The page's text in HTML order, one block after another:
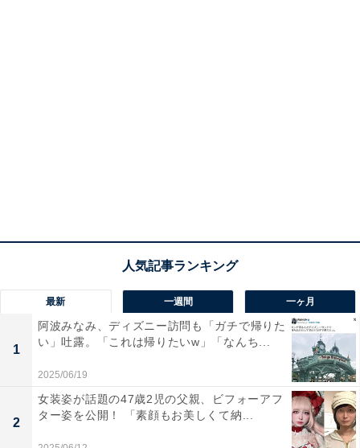
最新 一週間 一ヶ月
1
阿波みなみ、ディズニー訪問も「ガチで帰りた
い」吐露。「これは帰りたいw」「なんち...
2025/06/19
2
女装姿が話題の47歳2児の父親、ビフォーアフ
ター姿を公開！ 「素顔もお美しくて納...